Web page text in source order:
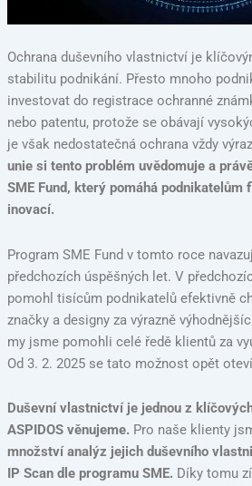
Ochrana duševního vlastnictví je
stabilitu podnikání. Přesto mnoho
investovat do registrace ochranné
nebo patentu, protože se obávají
je však nedostatečná ochrana vždy
unie si tento problém uvědomuje a
SME Fund, který pomáhá podnikatelům
inovací.
Program SME Fund v tomto roce
předchozích úspěšných let. V
pomohl tisícům podnikatelů efektivně
značky a designy za výrazně
my jsme pomohli celé ředě klientů za
Od 3. 2. 2025 se tato možnost opět
Duševní vlastnictví je jednou z
ASPIDOS věnujeme.Pro naše klienty
množství analýz jejich duševního
IP Scan dle programu SME.Díky tomu